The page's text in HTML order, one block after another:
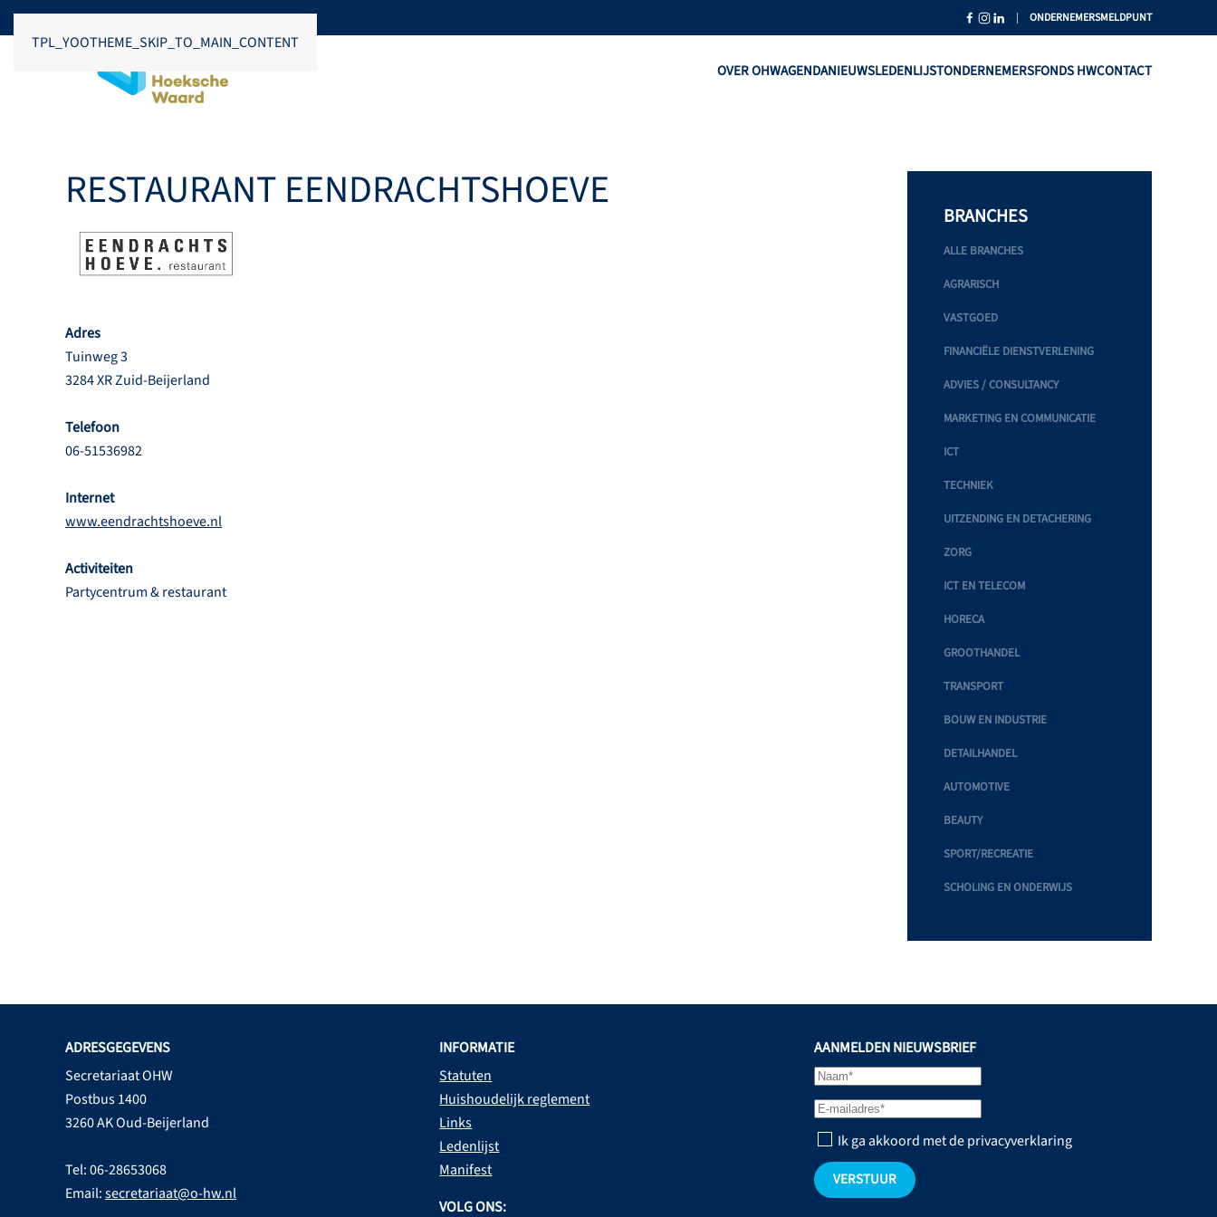
TPL_YOOTHEME_SKIP_TO_MAIN_CONTENT
| ONDERNEMERSMELDPUNT
OVER OHWAGENDANIEUWSLEDENLIJSTONDERNEMERSFONDS HWCONTACT
RESTAURANT EENDRACHTSHOEVE
Adres
Tuinweg 3
3284 XR Zuid-Beijerland
Telefoon
06-51536982
Internet
www.eendrachtshoeve.nl
Activiteiten
Partycentrum & restaurant
BRANCHES
ALLE BRANCHES
AGRARISCH
VASTGOED
FINANCIËLE DIENSTVERLENING
ADVIES / CONSULTANCY
MARKETING EN COMMUNICATIE
ICT
TECHNIEK
UITZENDING EN DETACHERING
ZORG
ICT EN TELECOM
HORECA
GROOTHANDEL
TRANSPORT
BOUW EN INDUSTRIE
DETAILHANDEL
AUTOMOTIVE
BEAUTY
SPORT/RECREATIE
SCHOLING EN ONDERWIJS
ADRESGEGEVENS
Secretariaat OHW
Postbus 1400
3260 AK Oud-Beijerland
Tel: 06-28653068
Email:secretariaat@o-hw.nl
INFORMATIE
Statuten
Huishoudelijk reglement
Links
Ledenlijst
Manifest
VOLG ONS:
AANMELDEN NIEUWSBRIEF
Ik ga akkoord met de privacyverklaring
VERSTUUR